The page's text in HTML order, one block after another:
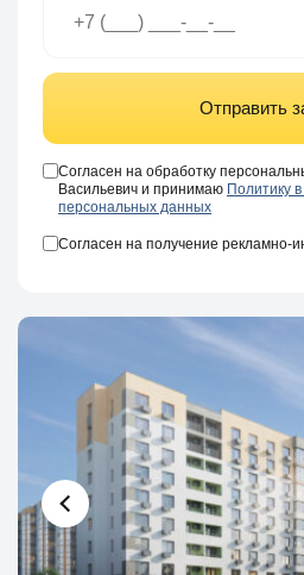
Отправить
Согласен на обработку
Васильевич и принимаю Политику
персональных данных
Согласен на получение